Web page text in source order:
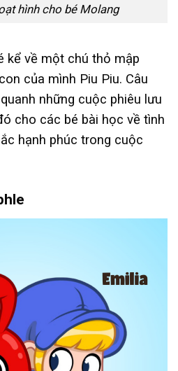
hình cho bé Molang
kể về một chú thỏ mập
của mình Piu Piu. Câu
những cuộc phiêu lưu
cho các bé bài học về tình
hạnh phúc trong cuộc